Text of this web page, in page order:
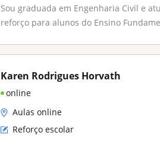
Sou graduada em Engenharia Civil e
reforço para alunos do Ensino
Karen Rodrigues Horvath
online
Aulas online
Reforço escolar